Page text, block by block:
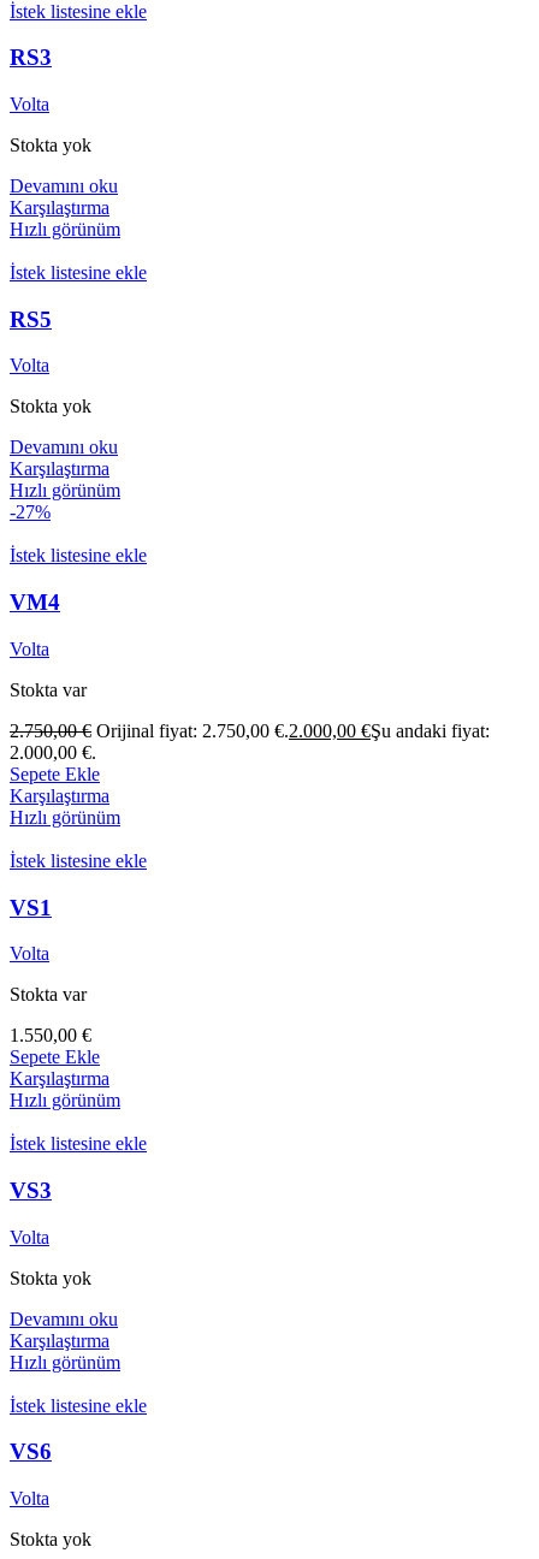
İstek listesine ekle
RS3
Volta
Stokta yok
Devamını oku
Karşılaştırma
Hızlı görünüm
İstek listesine ekle
RS5
Volta
Stokta yok
Devamını oku
Karşılaştırma
Hızlı görünüm
-27%
İstek listesine ekle
VM4
Volta
Stokta var
2.750,00€ Orijinal fiyat: 2.750,00 €.2.000,00 €Şu andaki fiyat:
2.000,00 €.
Sepete Ekle
Karşılaştırma
Hızlı görünüm
İstek listesine ekle
VS1
Volta
Stokta var
1.550,00 €
Sepete Ekle
Karşılaştırma
Hızlı görünüm
İstek listesine ekle
VS3
Volta
Stokta yok
Devamını oku
Karşılaştırma
Hızlı görünüm
İstek listesine ekle
VS6
Volta
Stokta yok